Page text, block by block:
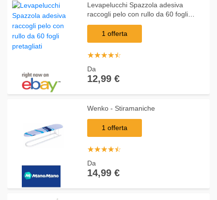
Levapelucchi Spazzola adesiva
raccogli pelo con rullo da 60 fogli
pretagliati
1 offerta
☆☆☆☆☆
★★★★★
Da
12,99 €
Wenko - Stiramaniche
1 offerta
☆☆☆☆☆
★★★★★
Da
14,99 €